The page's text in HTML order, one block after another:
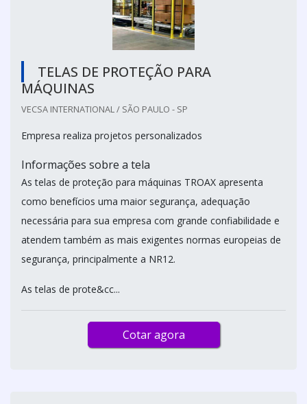
TELAS DE PROTEÇÃO PARA
MÁQUINAS
VECSA INTERNATIONAL / SÃO PAULO - SP
Empresa realiza projetos personalizados
Informações sobre a tela
As telas de proteção para máquinas TROAX apresenta
como benefícios uma maior segurança, adequação
necessária para sua empresa com grande confiabilidade e
atendem também as mais exigentes normas europeias de
segurança, principalmente a NR12.
As telas de prote&cc...
Cotar agora